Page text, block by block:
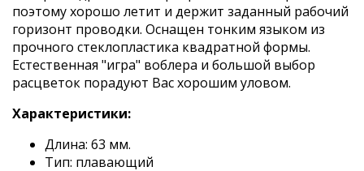
поэтому хорошо летит и держит заданный рабочий
горизонт проводки. Оснащен тонким языком из
прочного стеклопластика квадратной формы.
Естественная "игра" воблера и большой выбор
расцветок порадуют Вас хорошим уловом.
Характеристики:
Длина: 63 мм.
Тип: плавающий